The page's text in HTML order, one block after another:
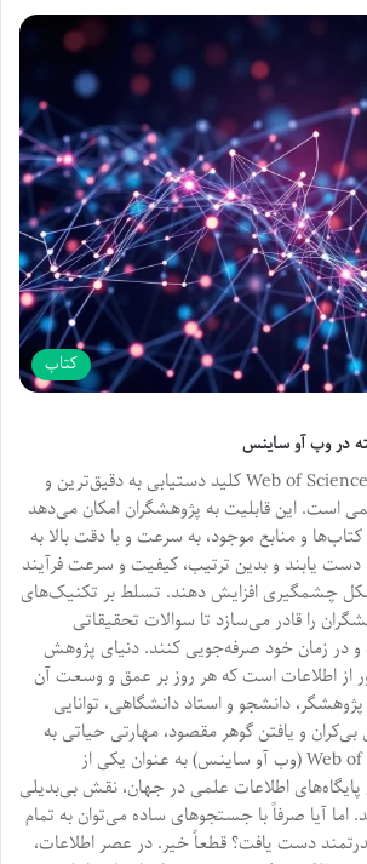
کتاب
در وب آو ساینس
جستجوی پیشرفته در Web of Science کلید دستیابی به دقیق‌ترین و
است. این قابلیت به پژوهشگران امکان می‌دهد
کتاب‌ها و منابع موجود، به سرعت و با دقت بالا به
دست یابند و بدین ترتیب، کیفیت و سرعت فرآیند
چشمگیری افزایش دهند. تسلط بر تکنیک‌های
را قادر می‌سازد تا سوالات تحقیقاتی
و در زمان خود صرفه‌جویی کنند. دنیای پژوهش
از اطلاعات است که هر روز بر عمق و وسعت آن
دانشجو و استاد دانشگاهی، توانایی
و یافتن گوهر مقصود، مهارتی حیاتی به
شمار می‌رود. Web of Science (وب آو ساینس) به عنوان یکی از
پایگاه‌های اطلاعات علمی در جهان، نقش بی‌بدیلی
اما آیا صرفاً با جستجوهای ساده می‌توان به تمام
دست یافت؟ قطعاً خیر. در عصر اطلاعات،